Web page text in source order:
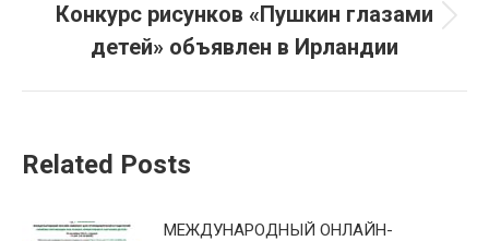
Следующая
запись:
Конкурс рисунков «Пушкин глазами
детей» объявлен в Ирландии
Related Posts
МЕЖДУНАРОДНЫЙ ОНЛАЙН-